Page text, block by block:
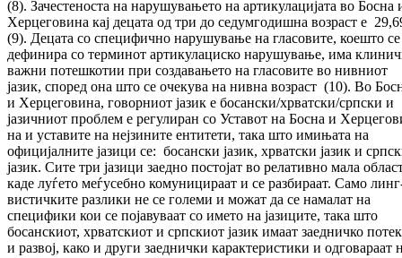
(8). Зачестеноста на нарушувањето на ар­ти­кулацијата во Босна
Херцеговина кај де­цата од три до седумгодишна возраст е
(9). Децата со специфично на­ру­шу­ва­ње на гласовите, коешто се
дефинира со тер­ми­нот артикулациско нарушување, има
важни потешкотии при соз­да­ва­ње­то на гласовите во нивниот
јазик, според она што се очекува на нивна возраст (10). Во
и Херцеговина, говорниот јазик е бо­сан­ски/хрватски/српски и
јазичниот проблем е регулиран со Уставот на Босна и
на и уставите на нејзините ентитети, така што имињата на
официјалните јазици се: бо­сански јазик, хрватски јазик и
ја­зик. Сите три јазици заедно постојат во ре­ла­тивно мала
каде луѓето меѓусебно ко­му­ницираат и се разбираат. Само
вис­тич­ките разлики не се големи и можат да се на­ма­лат на
специфики кои се појавуваат со име­то на јазиците, така што
босанскиот, хр­ват­скиот и српскиот јазик имаат заедничко
и развој, како и други заеднички ка­рак­теристики и одговараат